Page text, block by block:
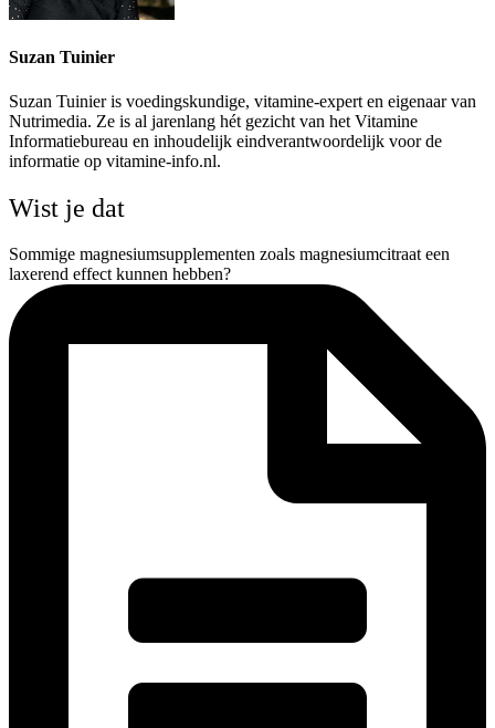
Suzan Tuinier
Suzan Tuinier is voedingskundige, vitamine-expert en eigenaar van
Nutrimedia. Ze is al jarenlang hét gezicht van het Vitamine
Informatiebureau en inhoudelijk eindverantwoordelijk voor de
informatie op vitamine-info.nl.
Wist je dat
Sommige magnesiumsupplementen zoals magnesiumcitraat een
laxerend effect kunnen hebben?